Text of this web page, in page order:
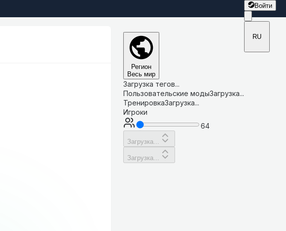
Войти
RU
Регион
Весь мир
Загрузка тегов...
Пользовательские модыЗагрузка...
ТренировкаЗагрузка...
Игроки
64
Загрузка...
Загрузка...